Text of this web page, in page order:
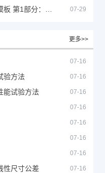
07-29
更多>>
07-16
验方法 07-16
能试验方法 07-16
07-16
07-16
07-16
07-16
性尺寸公差 07-16